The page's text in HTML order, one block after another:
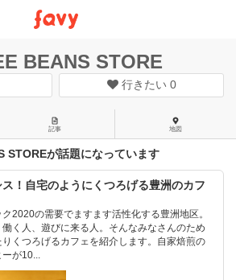
BEANS STORE
行きたい 0
記事 地図
STOREが話題になっています
！自宅のようにくつろげる豊洲のカフ
2020の需要でますます活性化する豊洲地区。
く人、遊びに来る人。そんなみなさんのため
くつろげるカフェを紹介します。自家焙煎の
が10...